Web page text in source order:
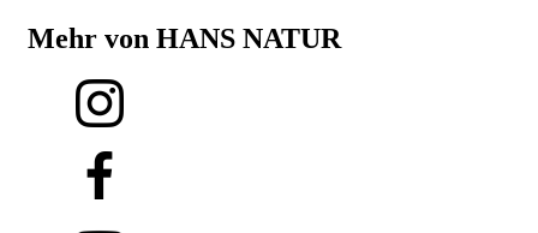
Mehr von HANS NATUR